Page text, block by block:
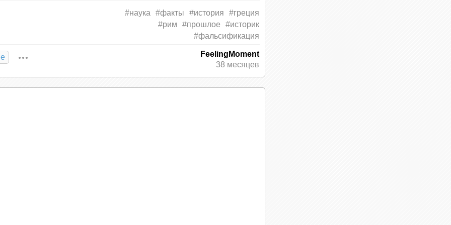
Kansas City Gazette и другой периодикой на
те, кто виновен в измене, даже со стороны
создается в соответствии с предрассудками и
авторство интересующего нас афоризма
#наука #факты #история
#греция
#рим
#прошлое
#историк
#фальсификация
FeelingMoment
38 месяцев